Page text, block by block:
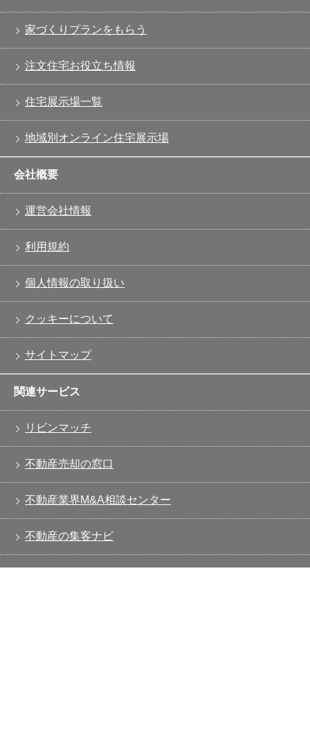
家づくりプランをもらう
注文住宅お役立ち情報
住宅展示場一覧
地域別オンライン住宅展示場
会社概要
運営会社情報
利用規約
個人情報の取り扱い
クッキーについて
サイトマップ
関連サービス
リビンマッチ
不動産売却の窓口
不動産業界M&A相談センター
不動産の集客ナビ